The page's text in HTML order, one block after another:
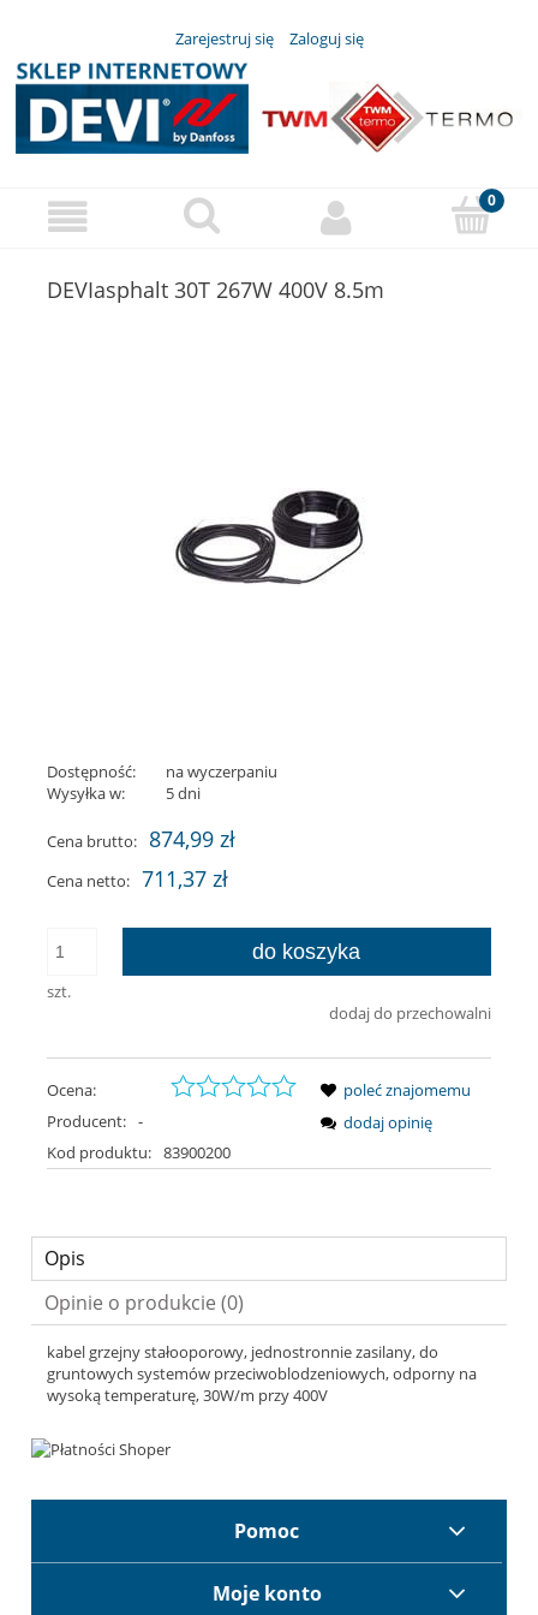
Zarejestruj się Zaloguj się
DEVIasphalt 30T 267W 400V 8.5m
Dostępność:
na wyczerpaniu
Wysyłka w:
5 dni
Cena brutto: 874,99 zł
Cena netto: 711,37 zł
szt.
do koszyka
dodaj do przechowalni
Ocena:
Producent: -
Kod produktu: 83900200
poleć znajomemu
dodaj opinię
Opis
Opinie o produkcie (0)
kabel grzejny stałooporowy, jednostronnie zasilany, do
gruntowych systemów przeciwoblodzeniowych, odporny na
wysoką temperaturę, 30W/m przy 400V
Pomoc
Moje konto